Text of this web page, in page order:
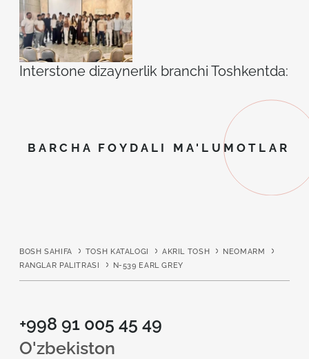
Interstone dizaynerlik branchi Toshkentda:
BARCHA FOYDALI MA'LUMOTLAR
BOSH SAHIFA TOSH KATALOGI AKRIL TOSH
NEOMARM
RANGLAR PALITRASI
N-539 EARL GREY
+998 91 005 45 49
O'zbekiston